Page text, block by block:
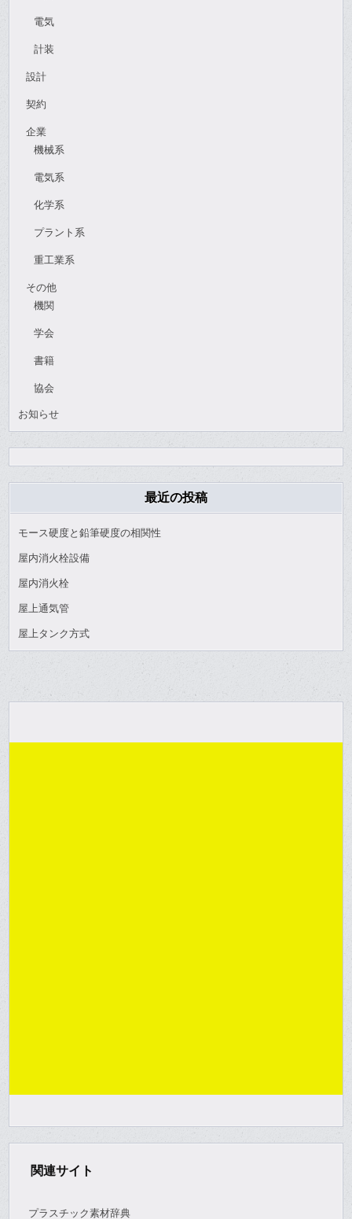
電気
計装
設計
契約
企業
機械系
電気系
化学系
プラント系
重工業系
その他
機関
学会
書籍
協会
お知らせ
最近の投稿
モース硬度と鉛筆硬度の相関性
屋内消火栓設備
屋内消火栓
屋上通気管
屋上タンク方式
関連サイト
プラスチック素材辞典